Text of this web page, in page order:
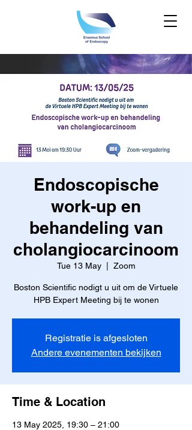
Endoscopische
work-up en
behandeling van
cholangiocarcinoom
Tue 13 May
  |
Zoom
Boston Scientific nodigt u uit om de Virtuele
HPB Expert Meeting bij te wonen
Registratie is afgesloten
Andere evenementen bekijken
Time & Location
13 May 2025, 19:30 – 21:00